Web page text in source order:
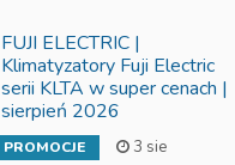
FUJI ELECTRIC |
Klimatyzatory Fuji Electric
serii KLTA w super cenach |
sierpień 2026
PROMOCJE 3 sie